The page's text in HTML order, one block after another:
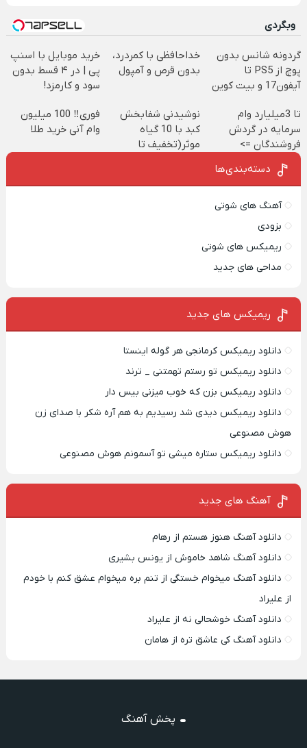
وبگردی
گردونه شانس بدون
پوچ از PS5 تا
آیفون17 و بیت کوین
خداحافظی با کمردرد،
بدون قرص و آمپول
خرید موبایل با اسنپ
پی | در ۴ قسط بدون
سود و کارمزد!
تا 3میلیارد وام
سرمایه در گردش
فروشندگان =>
فروشگاهت رو ثبت
نوشیدنی شفابخش
کبد با 10 گیاه
موثر(تخفیف تا
فوری‼️ 100 میلیون
وام آنی خرید طلا
دسته‌بندی‌ها
آهنگ های شوتی
بزودی
ریمیکس های شوتی
مداحی های جدید
ریمیکس‌ های جدید
دانلود ریمیکس کرمانجی هر گوله اینستا
دانلود ریمیکس تو رستم تهمتنی _ ترند
دانلود ریمیکس بزن که خوب میزنی بیس دار
دانلود ریمیکس دیدی شد رسیدیم به هم آره شکر با صدای زن
هوش مصنوعی
دانلود ریمیکس ستاره میشی تو آسمونم هوش مصنوعی
آهنگ های جدید
دانلود آهنگ هنوز هستم از رهام
دانلود آهنگ شاهد خاموش از یونس بشیری
دانلود آهنگ میخوام خستگی از تنم بره میخوام عشق کنم با خودم
از علیراد
دانلود آهنگ خوشحالی نه از علیراد
دانلود آهنگ کی عاشق تره از هامان
پخش آهنگ